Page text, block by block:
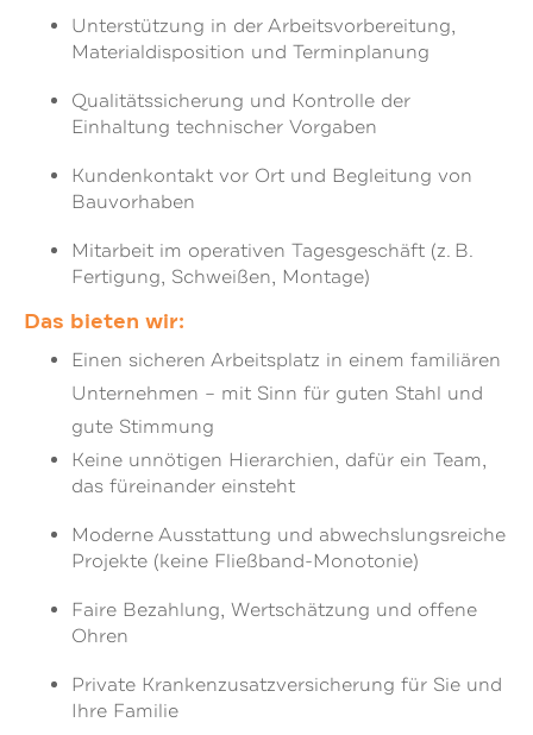
Unterstützung in der Arbeitsvorbereitung,
Materialdisposition und Terminplanung
Qualitätssicherung und Kontrolle der
Einhaltung technischer Vorgaben
Kundenkontakt vor Ort und Begleitung von
Bauvorhaben
Mitarbeit im operativen Tagesgeschäft (z. B.
Fertigung, Schweißen, Montage)
Das bieten wir:
Einen sicheren Arbeitsplatz in einem familiären
Unternehmen – mit Sinn für guten Stahl und
gute Stimmung
Keine unnötigen Hierarchien, dafür ein Team,
das füreinander einsteht
Moderne Ausstattung und abwechslungsreiche
Projekte (keine Fließband-Monotonie)
Faire Bezahlung, Wertschätzung und offene
Ohren
Private Krankenzusatzversicherung für Sie und
Ihre Familie